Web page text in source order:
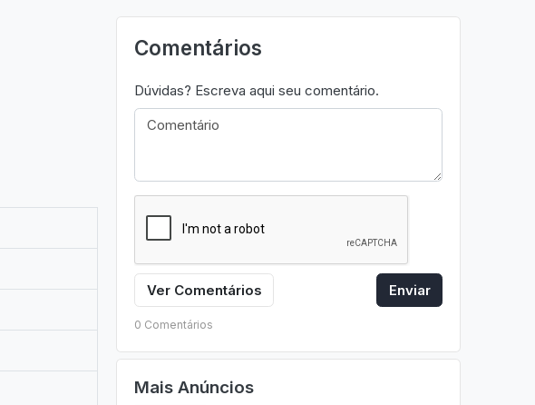
Comentários
Dúvidas? Escreva aqui seu comentário.
Ver Comentários Enviar
0 Comentários
Mais Anúncios